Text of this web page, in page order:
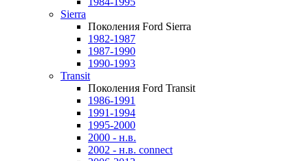
Sierra
Поколения Ford Sierra
1982-1987
1987-1990
1990-1993
Transit
Поколения Ford Transit
1986-1991
1991-1994
1995-2000
2000 - н.в.
2002 - н.в. connect